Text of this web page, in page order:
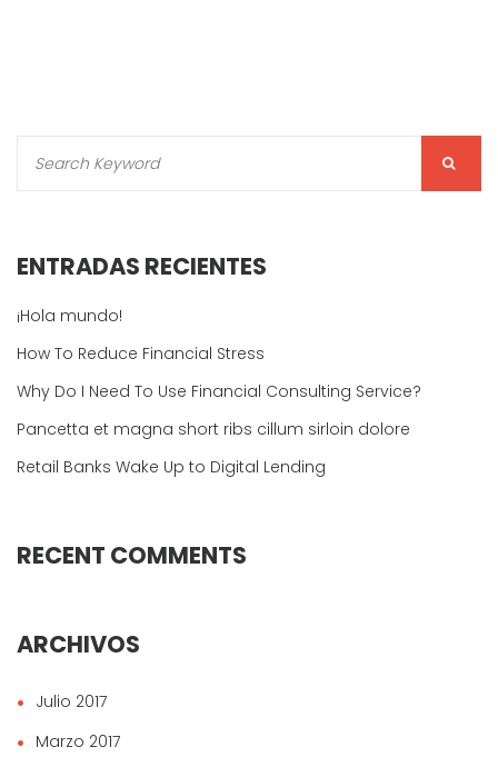
ENTRADAS RECIENTES
¡Hola mundo!
How To Reduce Financial Stress
Why Do I Need To Use Financial Consulting Service?
Pancetta et magna short ribs cillum sirloin dolore
Retail Banks Wake Up to Digital Lending
RECENT COMMENTS
ARCHIVOS
Julio 2017
Marzo 2017